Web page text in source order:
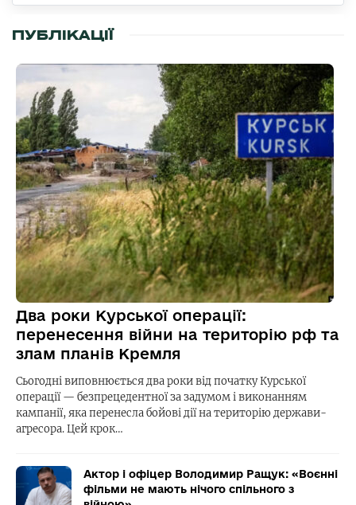
ПУБЛІКАЦІЇ
Два роки Курської операції:
перенесення війни на територію рф та
злам планів Кремля
Сьогодні виповнюється два роки від початку Курської
операції — безпрецедентної за задумом і виконанням
кампанії, яка перенесла бойові дії на територію держави-
агресора. Цей крок…
Актор і офіцер Володимир Ращук: «Воєнні
фільми не мають нічого спільного з